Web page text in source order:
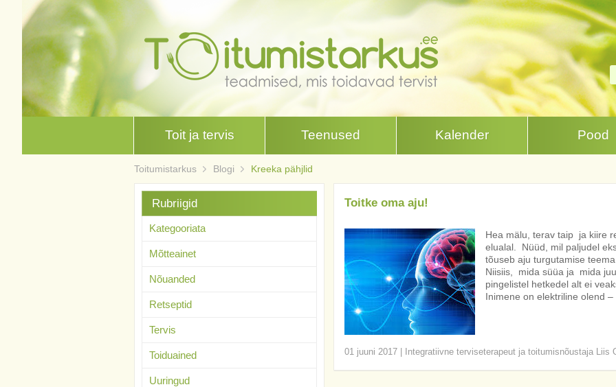
Toit ja tervis Teenused Kalender Pood
Toitumistarkus Blogi Kreeka pähjlid
Toitke oma aju!
Hea mälu, terav taip ja kiire
elualal. Nüüd, mil paljudel
tõuseb aju turgutamise
Niisiis, mida süüa ja mida
pingelistel hetkedel alt ei
Inimene on elektriline olend
01 juuni 2017| Integratiivne terviseterapeut ja toitumisnõustaja Liis
Rubriigid
Kategooriata
Mõtteainet
Nõuanded
Retseptid
Tervis
Toiduained
Uuringud